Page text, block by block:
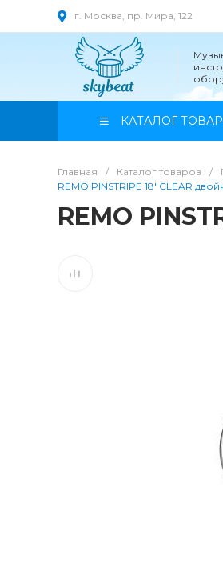
г. Москва, пр. Мира, 122
КАТАЛОГ
Главная / Каталог товаров /
REMO PINSTRIPE 18' CLEAR
REMO